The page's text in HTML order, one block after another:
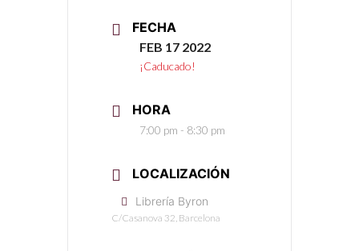
FECHA
FEB 17 2022
¡Caducado!
HORA
7:00 pm - 8:30 pm
LOCALIZACIÓN
Librería Byron
C/Casanova 32, Barcelona